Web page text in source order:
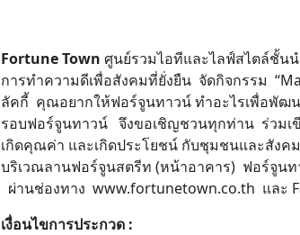
Fortune Town ศูนย์รวมไอทีและไลฟ์สไตล์ชั้น
การทำความดีเพื่อสังคมที่ยั่งยืน จัดกิจกรรม
ลัคกี้ คุณอยากให้ฟอร์จูนทาวน์ ทำอะไรเพื่อพัฒ
รอบฟอร์จูนทาวน์ จึงขอเชิญชวนทุกท่าน ร่วมเ
เกิดคุณค่า และเกิดประโยชน์ กับชุมชนและสังค
บริเวณลานฟอร์จูนสตรีท (หน้าอาคาร) ฟอร์จูน
ผ่านช่องทาง www.fortunetown.co.th และ
เงื่อนไขการประกวด :